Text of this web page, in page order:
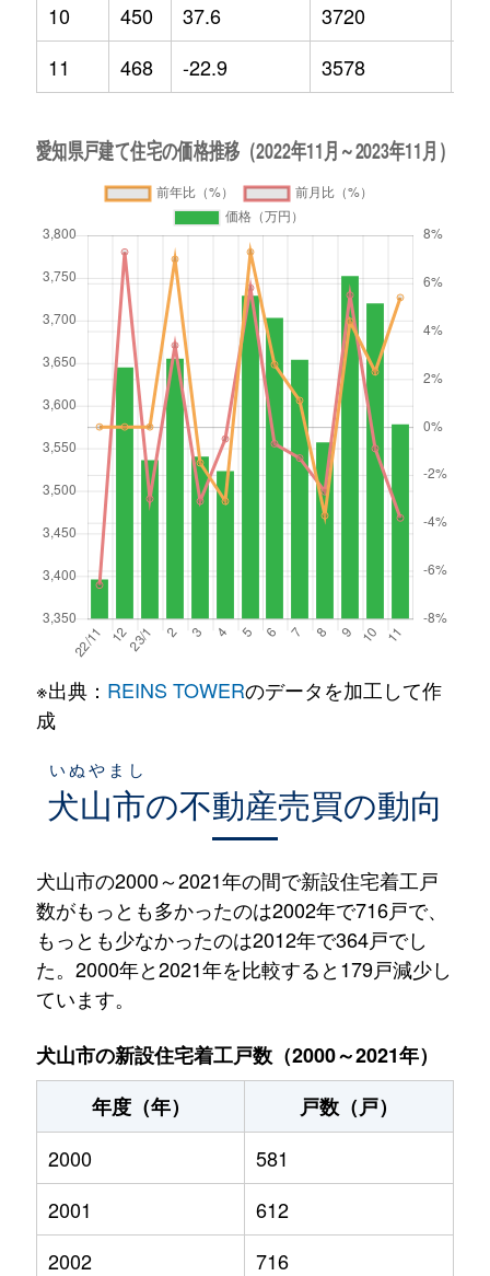
10
450 37.6 3720
11
468 -22.9 3578
※出典： REINS TOWERのデータを加工して作
成
犬山市
いぬやまし
の不動産売買の動向
犬山市の2000～2021年の間で新設住宅着工戸
数がもっとも多かったのは2002年で716戸で、
もっとも少なかったのは2012年で364戸でし
た。2000年と2021年を比較すると179戸減少し
ています。
犬山市の新設住宅着工戸数（2000～2021年）
年度（年）
戸数（戸）
2000
581
2001
612
2002
716